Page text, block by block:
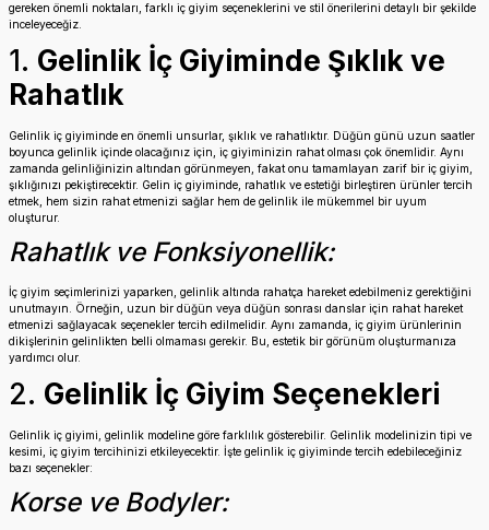
gereken önemli noktaları, farklı iç giyim seçeneklerini ve stil önerilerini detaylı bir şekilde
inceleyeceğiz.
1. Gelinlik İç Giyiminde Şıklık ve
Rahatlık
Gelinlik iç giyiminde en önemli unsurlar, şıklık ve rahatlıktır. Düğün günü uzun saatler
boyunca gelinlik içinde olacağınız için, iç giyiminizin rahat olması çok önemlidir. Aynı
zamanda gelinliğinizin altından görünmeyen, fakat onu tamamlayan zarif bir iç giyim,
şıklığınızı pekiştirecektir. Gelin iç giyiminde, rahatlık ve estetiği birleştiren ürünler tercih
etmek, hem sizin rahat etmenizi sağlar hem de gelinlik ile mükemmel bir uyum
oluşturur.
Rahatlık ve Fonksiyonellik:
İç giyim seçimlerinizi yaparken, gelinlik altında rahatça hareket edebilmeniz gerektiğini
unutmayın. Örneğin, uzun bir düğün veya düğün sonrası danslar için rahat hareket
etmenizi sağlayacak seçenekler tercih edilmelidir. Aynı zamanda, iç giyim ürünlerinin
dikişlerinin gelinlikten belli olmaması gerekir. Bu, estetik bir görünüm oluşturmanıza
yardımcı olur.
2. Gelinlik İç Giyim Seçenekleri
Gelinlik iç giyimi, gelinlik modeline göre farklılık gösterebilir. Gelinlik modelinizin tipi ve
kesimi, iç giyim tercihinizi etkileyecektir. İşte gelinlik iç giyiminde tercih edebileceğiniz
bazı seçenekler:
Korse ve Bodyler: